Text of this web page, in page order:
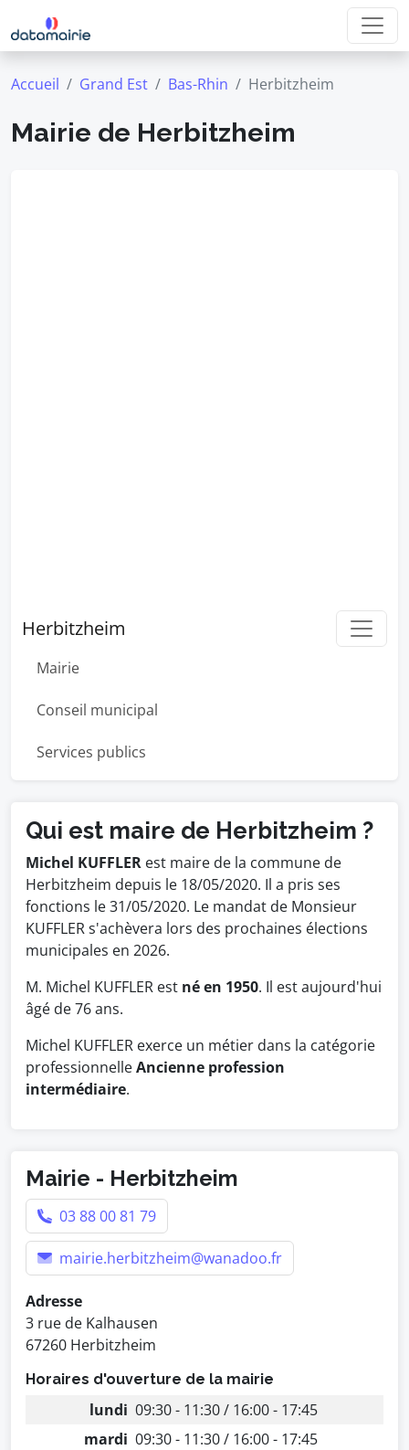
Accueil Grand Est Bas-Rhin Herbitzheim
Mairie de Herbitzheim
Herbitzheim
Mairie
Conseil municipal
Services publics
Qui est maire de Herbitzheim ?
Michel KUFFLER est maire de la commune de
Herbitzheim depuis le 18/05/2020. Il a pris ses
fonctions le 31/05/2020. Le mandat de Monsieur
KUFFLER s'achèvera lors des prochaines élections
municipales en 2026.
M. Michel KUFFLER est né en 1950. Il est aujourd'hui
âgé de 76 ans.
Michel KUFFLER exerce un métier dans la catégorie
professionnelleAncienne profession
intermédiaire.
Mairie - Herbitzheim
03 88 00 81 79
mairie.herbitzheim@wanadoo.fr
Adresse
3 rue de Kalhausen
67260 Herbitzheim
Horaires d'ouverture de la mairie
lundi 09:30 - 11:30 / 16:00 - 17:45
mardi 09:30 - 11:30 / 16:00 - 17:45